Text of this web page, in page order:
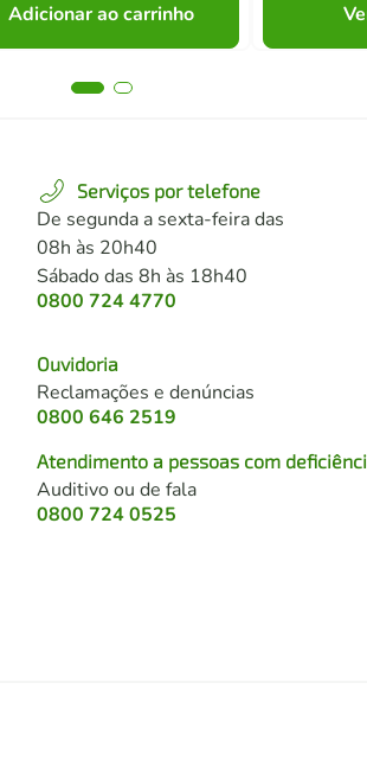
Adicionar ao carrinho
Serviços por telefone
De segunda a sexta-feira das
08h às 20h40
Sábado das 8h às 18h40
0800 724 4770
Ouvidoria
Reclamações e denúncias
0800 646 2519
Atendimento a pessoas com
Auditivo ou de fala
0800 724 0525